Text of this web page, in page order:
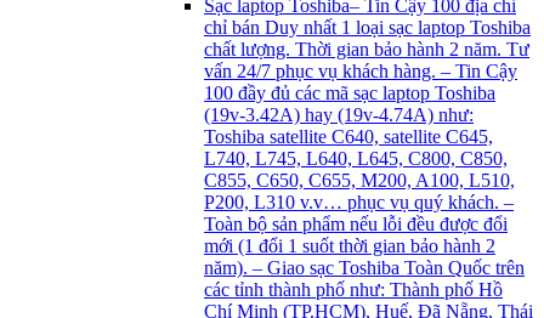
Sạc laptop Toshiba– Tin Cậy 100 địa chỉ
chỉ bán Duy nhất 1 loại sạc laptop Toshiba
chất lượng. Thời gian bảo hành 2 năm. Tư
vấn 24/7 phục vụ khách hàng. – Tin Cậy
100 đầy đủ các mã sạc laptop Toshiba
(19v-3.42A) hay (19v-4.74A) như:
Toshiba satellite C640, satellite C645,
L740, L745, L640, L645, C800, C850,
C855, C650, C655, M200, A100, L510,
P200, L310 v.v… phục vụ quý khách. –
Toàn bộ sản phẩm nếu lỗi đều được đổi
mới (1 đổi 1 suốt thời gian bảo hành 2
năm). – Giao sạc Toshiba Toàn Quốc trên
các tỉnh thành phố như: Thành phố Hồ
Chí Minh (TP.HCM), Huế, Đã Nẵng, Thái